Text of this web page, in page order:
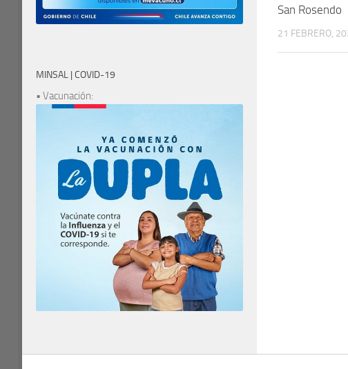
San Rosendo
21 FEBRERO,
MINSAL | COVID-19
• Vacunación: